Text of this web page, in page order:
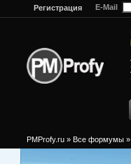
Регистрация E-Mail
PMProfy.ru » Все формумы »